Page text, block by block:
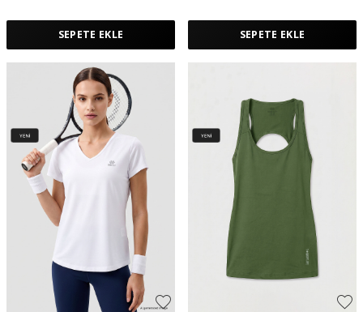
SEPETE EKLE SEPETE EKLE